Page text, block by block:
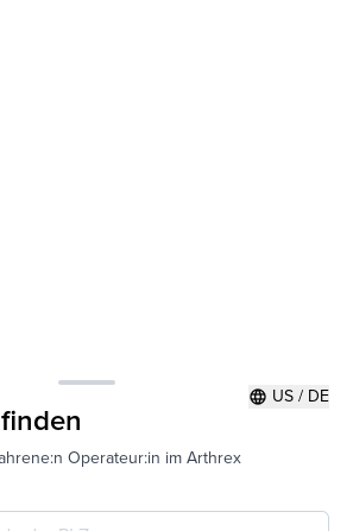
language US / DE
Operateur:in im Arthrex